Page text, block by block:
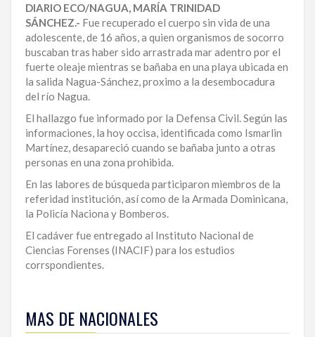
PROVINCIAS
DISTRITO
NACIONAL
SANTO
DOMINGO
SANTIAGO
SAN
JUAN
LA
PUERTO
PLATA
DIARIO ECO/NAGUA, MARÍA TRINIDAD
SÁNCHEZ.- Fue recuperado el cuerpo sin vida de una
adolescente, de 16 años, a quien organismos de socorro
buscaban tras haber sido arrastrada mar adentro por el
fuerte oleaje mientras se bañaba en una playa ubicada en
la salida Nagua-Sánchez, proximo a la desembocadura
del río Nagua.
El hallazgo fue informado por la Defensa Civil. Según las
informaciones, la hoy occisa, identificada como Ismarlin
Martínez, desapareció cuando se bañaba junto a otras
personas en una zona prohibida.
En las labores de búsqueda participaron miembros de la
referidad institución, así como de la Armada Dominicana,
la Policía Naciona y Bomberos.
El cadáver fue entregado al Instituto Nacional de
Ciencias Forenses (INACIF) para los estudios
corrspondientes.
esta
información
MAS DE NACIONALES